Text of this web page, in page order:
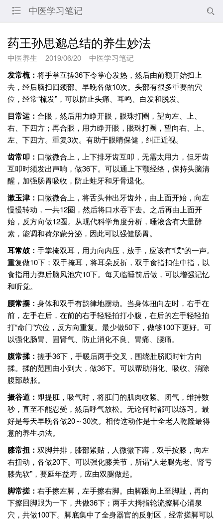
 中医学习笔记 
药王孙思邈总结的养生妙法
中医养生 2019/06/20 中医学习笔记
发常梳： 将手掌互搓36下令掌心发热，然后由前额开始扫上
去，经后脑扫回颈部。早晚各做10次。头部有很多重要的穴
位，经常“梳发”，可以防止头痛、耳鸣、白发和脱发。
目常运： 合眼，然后用力睁开眼，眼珠打圈，望向左、上、
右、下四方；再合眼，用力睁开眼，眼珠打圈，望向右、上、
左、下四方。重复3次。有助于眼睛保健，纠正近视。
齿常叩： 口微微合上，上下排牙齿互叩，无需太用力，但牙齿
互叩时须发出声响，做36下。可以通上下颚经络，保持头脑清
醒，加强肠胃吸收，防止蛀牙和牙骨退化。
漱玉津： 口微微合上，将舌头伸出牙齿外，由上面开始，向左
慢慢转动，一共12圈，然后将口水吞下去。之后再由上面开
始，反方向做12圈。从现代科学角度分析，唾液含有大量酵
素，能调和荷尔蒙分泌，因此可以强健肠胃。
耳常鼓： 手掌掩双耳，用力向内压，放手，应该有“噗”的一声。
重复做10下；双手掩耳，将耳朵反折，双手食指扣住中指，以
食指用力弹后脑风池穴10下。每天临睡前后做，可以增强记忆
和听觉。
腰常摆： 身体和双手有韵律地摆动。当身体扭向左时，右手在
前，左手在后，在前的右手轻轻拍打小腹，在后的左手轻轻拍
打“命门”穴位，反方向重复。最少做50下，做够100下更好。可
以强化肠胃、固肾气、防止消化不良、胃痛、腰痛。
腹常揉： 搓手36下，手暖后两手交叉，围绕肚脐顺时针方向
揉。揉的范围由小到大，做36下。可以帮助消化、吸收、消除
腹部鼓胀。
摄谷道： 即提肛，吸气时，将肛门的肌肉收紧。闭气，维持数
秒，直至不能忍受，然后呼气放松。无论何时都可以练习。最
好是每天早晚各做20～30次。相传这动作是十全老人乾隆最得
意的养生功法。
膝常扭： 双脚并排，膝部紧贴，人微微下蹲，双手按膝，向左
右扭动，各做20下。可以强化膝关节，所谓“人老腿先老、肾亏
膝先软”，要延年益寿，应由双腿做起。
脚常搓： 右手擦左脚，左手擦右脚。由脚跟向上至脚趾，再向
下擦回脚跟为一下，共做36下；两手大拇指轮流擦脚心涌泉
穴，共做100下。脚底集中了全身器官的反射区，经常搓脚可以